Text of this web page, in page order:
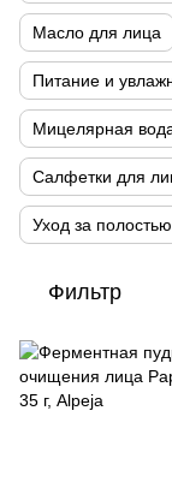
Масло для лица
Питание и
Мицелярная
Салфетки для
Уход за
Фильтр